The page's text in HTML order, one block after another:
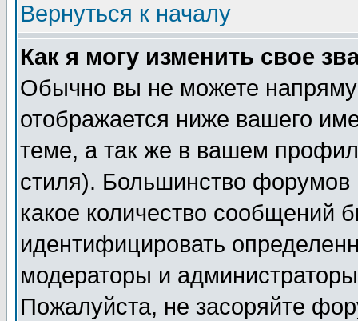
Вернуться к началу
Как я могу изменить свое
Обычно вы не можете
отображается ниже вашего
теме, а так же в вашем
стиля). Большинство форумов
какое количество сообщений
идентифицировать
модераторы и
Пожалуйста, не засоряйте